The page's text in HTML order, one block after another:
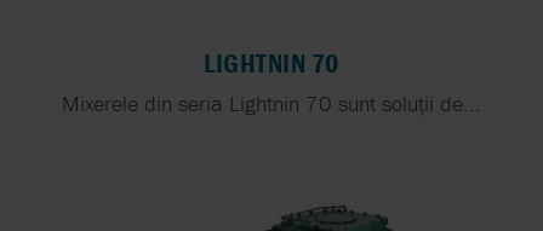
LIGHTNIN 70
Mixerele din seria Lightnin 70 sunt soluții de...